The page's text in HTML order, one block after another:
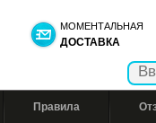
МОМЕНТАЛЬНАЯ
ДОСТАВКА
Правила